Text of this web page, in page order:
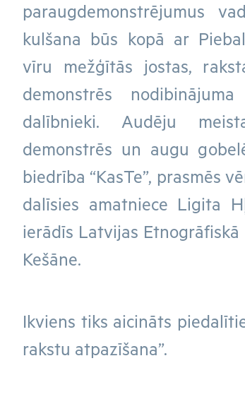
paraugdemonstrējumus
kulšana būs kopā ar
vīru mežģītās jostas,
demonstrēs
dalībnieki. Audēju
demonstrēs un augu
biedrība “KasTe”, prasmēs
dalīsies amatniece Ligita
ierādīs Latvijas
Kešāne.
Ikviens tiks aicināts
rakstu atpazīšana”.